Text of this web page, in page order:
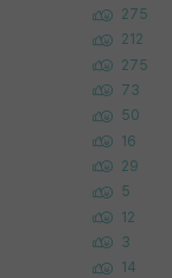
275
212
275
73
50
16
29
5
12
3
14